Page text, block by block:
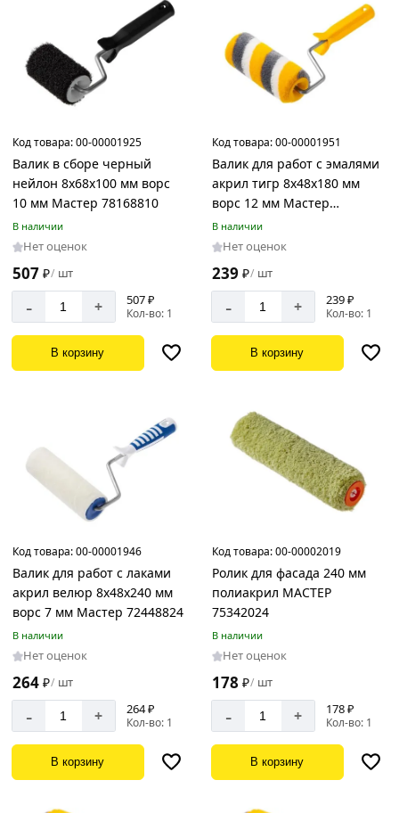
Код товара:00-00001925
Валик в сборе черный
нейлон 8х68х100 мм ворс
10 мм Мастер 78168810
В наличии
Нет оценок
507 ₽/ шт
- + 507 ₽
Кол-во: 1
В корзину
Код товара:00-00001951
Валик для работ с эмалями
акрил тигр 8х48х180 мм
ворс 12 мм Мастер
75248818
В наличии
Нет оценок
239 ₽/ шт
- + 239 ₽
Кол-во: 1
В корзину
Код товара:00-00001946
Валик для работ с лаками
акрил велюр 8х48х240 мм
ворс 7 мм Мастер 72448824
В наличии
Нет оценок
264 ₽/ шт
- + 264 ₽
Кол-во: 1
В корзину
Код товара:00-00002019
Ролик для фасада 240 мм
полиакрил МАСТЕР
75342024
В наличии
Нет оценок
178 ₽/ шт
- + 178 ₽
Кол-во: 1
В корзину